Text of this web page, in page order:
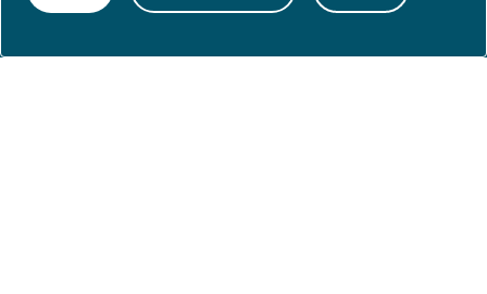
Personvernerklæring